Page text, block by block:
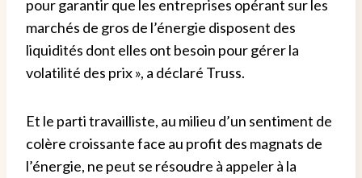
pour garantir que les entreprises opérant sur les
marchés de gros de l’énergie disposent des
liquidités dont elles ont besoin pour gérer la
volatilité des prix », a déclaré Truss.
Et le parti travailliste, au milieu d’un sentiment de
colère croissante face au profit des magnats de
l’énergie, ne peut se résoudre à appeler à la